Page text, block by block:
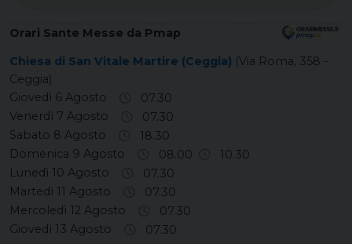
Orari Sante Messe da Pmap
Chiesa di San Vitale Martire (Ceggia) (Via Roma, 358 -
Ceggia)
Giovedì 6 Agosto
07.30
Venerdì 7 Agosto
07.30
Sabato 8 Agosto
18.30
Domenica 9 Agosto
08.00
10.30
Lunedì 10 Agosto
07.30
Martedì 11 Agosto
07.30
Mercoledì 12 Agosto
07.30
Giovedì 13 Agosto
07.30